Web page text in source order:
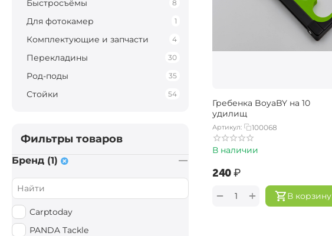
Гребенка BoyaBY на 10
удилищ
Артикул: 100068
В наличии
‍240‍₽
В корзину
+
−
Быстросъёмы 8
Для фотокамер 1
Комплектующие и запчасти 4
Перекладины 30
Род-поды 35
Стойки 54
Фильтры товаров
Бренд (1)
Carptoday
PANDA Tackle